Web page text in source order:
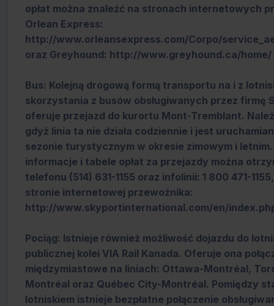
opłat można znaleźć na stronach internetowych
Orlean Express:
http://www.orleansexpress.com/Corpo/
oraz Greyhound: http://www.greyhound.ca/home/
Bus: Kolejną drogową formą transportu na i z
skorzystania z busów obsługiwanych przez firmę
oferuje przejazd do kurortu Mont-Tremblant.
gdyż linia ta nie działa codziennie i jest
sezonie turystycznym w okresie zimowym i letnim.
informacje i tabele opłat za przejazdy można
telefonu (514) 631-1155 oraz infolinii: 1 800 471-
stronie internetowej przewoźnika:
http://www.skyportinternational.com/en/
Pociąg: Istnieje również możliwość dojazdu do
publicznej kolei VIA Rail Kanada. Oferuje ona
międzymiastowe na liniach: Ottawa-Montréal,
Montréal oraz Québec City-Montréal. Pomiędzy
lotniskiem istnieje bezpłatne połączenie